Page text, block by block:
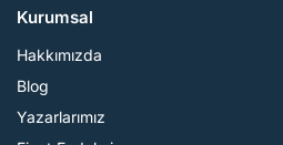
Kurumsal
Hakkımızda
Blog
Yazarlarımız